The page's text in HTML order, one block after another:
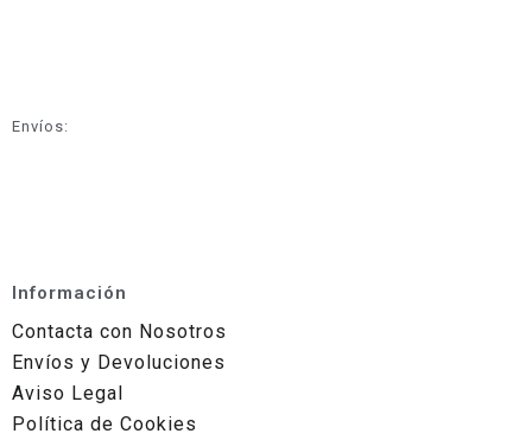
Envíos:
Información
Contacta con Nosotros
Envíos y Devoluciones
Aviso Legal
Política de Cookies